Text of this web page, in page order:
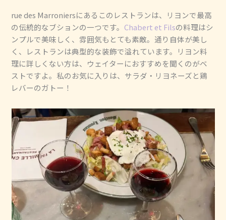
rue des Marroniersにあるこのレストランは、リヨンで最高
の伝統的なブションの一つです。 Chabert et Filsの料理はシ
ンプルで美味しく、雰囲気もとても素敵。通り自体が美し
く、レストランは典型的な装飾で溢れています。リヨン料
理に詳しくない方は、ウェイターにおすすめを聞くのがベ
ストですよ。私のお気に入りは、サラダ・リヨネーズと鶏
レバーのガトー！